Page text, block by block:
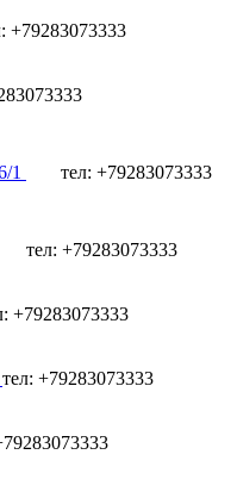
+79283073333
1
тел: +79283073333
тел: +79283073333
+79283073333
тел: +79283073333